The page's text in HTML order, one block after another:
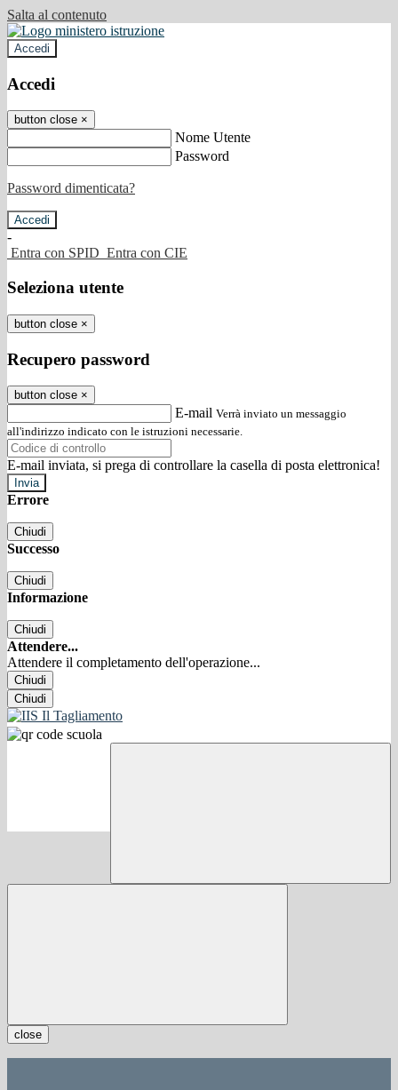
Salta al contenuto
Accedi
Accedi
button close ×
Nome Utente
Password
Password dimenticata?
-
Entra con SPID Entra con CIE
Seleziona utente
button close ×
Recupero password
button close ×
E-mail Verrà inviato un messaggio
all'indirizzo indicato con le istruzioni necessarie.
E-mail inviata, si prega di controllare la casella di posta elettronica!
Errore
Chiudi
Successo
Chiudi
Informazione
Chiudi
Attendere...
Attendere il completamento dell'operazione...
Chiudi
Chiudi
close